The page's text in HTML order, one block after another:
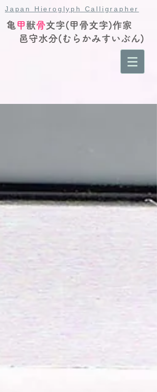
Japan Hieroglyph Calligrapher
亀甲獣骨文字(甲骨文字)作家
邑守水分(むらかみすいぶん)